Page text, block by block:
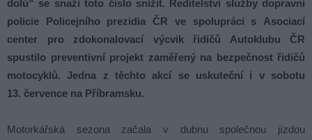
dolů“ se snaží toto číslo snížit. Ředitelství služby dopravní
policie Policejního prezidia ČR ve spolupráci s Asociací
center pro zdokonalovací výcvik řidičů Autoklubu ČR
spustilo preventivní projekt zaměřený na bezpečnost řidičů
motocyklů. Jedna z těchto akcí se uskuteční i v sobotu
13. července na Příbramsku.
Motorkářská sezona začala v dubnu společnou jízdou